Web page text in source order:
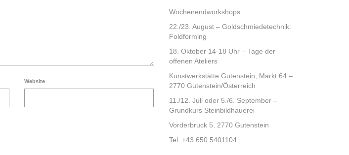
Website
Wochenendworkshops:
22./23. August – Goldschmiedetechnik:
Foldforming
18. Oktober 14-18 Uhr – Tage der
offenen Ateliers
Kunstwerkstätte Gutenstein, Markt 64 –
2770 Gutenstein/Österreich
11./12. Juli oder 5./6. September –
Grundkurs Steinbildhauerei
Vorderbruck 5, 2770 Gutenstein
Tel. +43 650 5401104